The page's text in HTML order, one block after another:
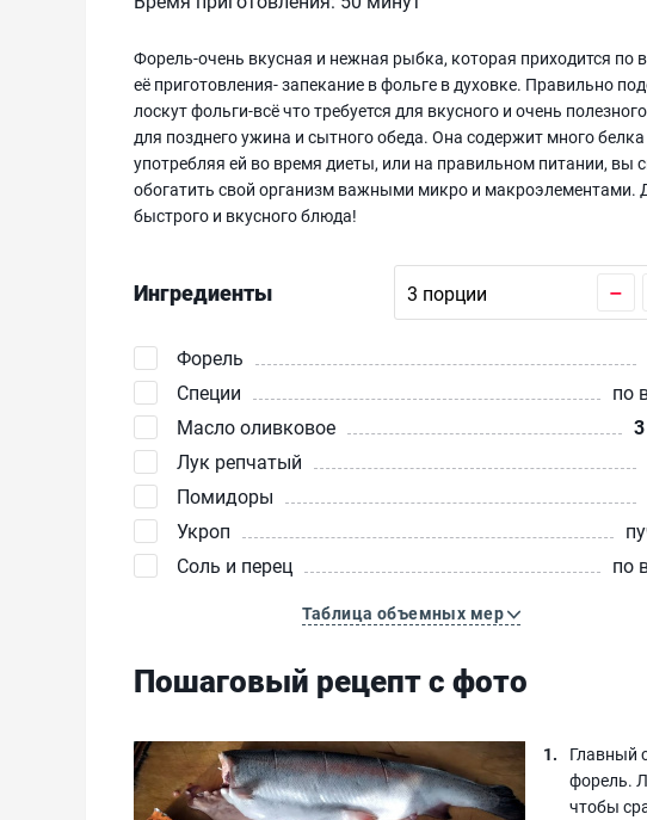
Форель-очень вкусная и нежная рыбка, которая приходится
её приготовления- запекание в фольге в духовке. Правильно
лоскут фольги-всё что требуется для вкусного и очень
для позднего ужина и сытного обеда. Она содержит много
употребляя ей во время диеты, или на правильном питании, вы
обогатить свой организм важными микро и макроэлементами.
быстрого и вкусного блюда!
Ингредиенты –
Форель
Специи
по
Масло оливковое
3
Лук репчатый
Помидоры
Укроп
Соль и перец
по
Таблица объемных мер
Пошаговый рецепт с фото
Главный
форель.
чтобы